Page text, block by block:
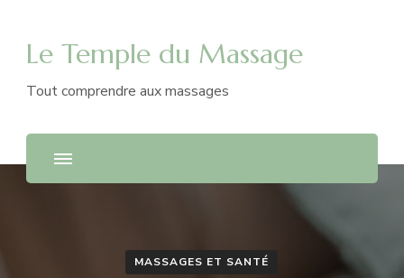
Le Temple du Massage
Tout comprendre aux massages
MASSAGES ET SANTÉ